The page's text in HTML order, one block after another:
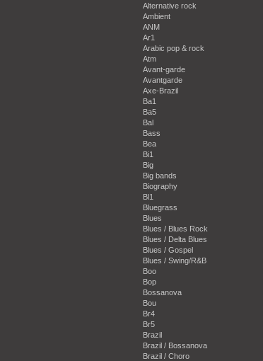
Alternative rock
Ambient
ANM
Ar1
Arabic pop & rock
Atm
Avant-garde
Avantgarde
Axe-Brazil
Ba1
Ba5
Bal
Bass
Bea
Bi1
Big
Big bands
Biography
Bl1
Bluegrass
Blues
Blues / Blues Rock
Blues / Delta Blues
Blues / Gospel
Blues / Swing/R&B
Boo
Bop
Bossanova
Bou
Br4
Br5
Brazil
Brazil / Bossanova
Brazil / Choro